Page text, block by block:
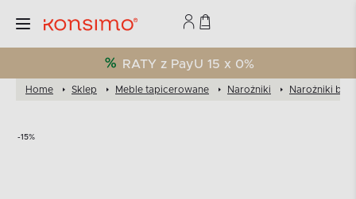
RATY z PayU 15 x 0%
Home Sklep Meble tapicerowane Narożniki Narożniki
-15%